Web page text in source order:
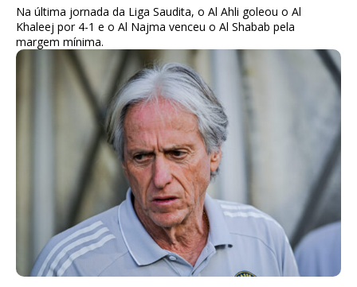
Na última jornada da Liga Saudita, o Al Ahli goleou o Al
Khaleej por 4-1 e o Al Najma venceu o Al Shabab pela
margem mínima.